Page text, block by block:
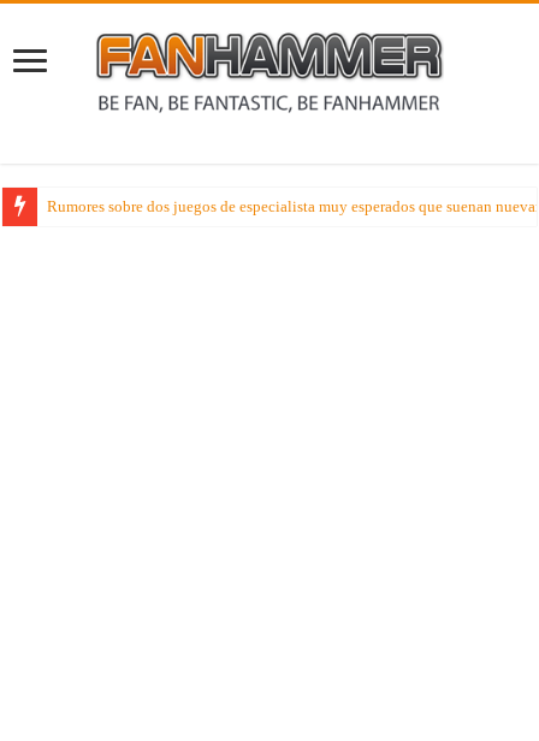
Rumores sobre dos juegos de especialista muy esperados que suenan